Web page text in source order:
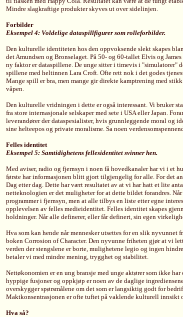
Mindre slagkraftige produkter skyves ut over sidelinjen.
Forbilder
Eksempel 4: Voldelige dataspillfigurer som rolleforbilder.
Den kulturelle identiteten hos den oppvoksende slekt skapes
det Amundsen og Bronselaget. På 50- og 60-tallet Elvis og
ny faktor er dataspillene. De unge sitter i timevis i "simulatorer"
spillene med heltinnen Lara Croft. Ofte rett nok i det godes
Mange spill er bra, men mange gir direkte kamptrening med
våpen.
Den kulturelle vridningen i dette er også interessant. Vi bruker
fra store internasjonale selskaper med sete i USA eller Japan.
leverandører der dataspesialister, hvis grunnleggende moral
sine helteepos og private moralisme. Sa noen
Felles identitet
Eksempel 5: Samtidighetens fellesidentitet svinner hen.
Med aviser, radio og fjernsyn i noen få hovedkanaler har vi i et
første har informasjonen blitt gjort tilgjengelig for alle. For det
Dag etter dag. Dette har vært resultatet av at vi har hatt et lite
netteknologien er det muligheter for at dette bildet forandres.
programmer i fjernsyn, men at alle tilbys en liste etter egne
opplevelsen av felles medieidentitet. Felles identitet skapes
holdninger. Når alle definerer, eller får definert, sin egen
Hva som kan hende når mennesker utsettes for en slik nyvunnet
boken Corrosion of Character. Den nyvunne friheten gjør at vi
verden der stengslene er borte, mulighetene legio og ingen
betaler vi med mindre mening, trygghet og stabilitet.
Nettøkonomien er en ung bransje med unge aktører som ikke
hyppige fusjoner og oppkjøp er noen av de daglige
overskygger spørsmålene om det som er langsiktig godt for
Maktkonsentrasjonen er ofte tuftet på vaklende kulturell innsikt
Hva så?